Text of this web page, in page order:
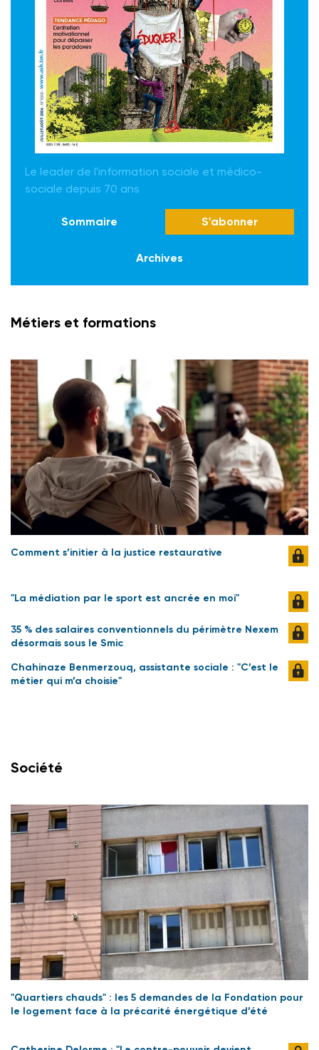
Le leader de l'information sociale et médico-
sociale depuis 70 ans
Sommaire S'abonner
Archives
Métiers et formations
Comment s’initier à la justice restaurative
"La médiation par le sport est ancrée en moi"
35 % des salaires conventionnels du périmètre Nexem
désormais sous le Smic
Chahinaze Benmerzouq, assistante sociale : "C’est le
métier qui m’a choisie"
Société
"Quartiers chauds" : les 5 demandes de la Fondation pour
le logement face à la précarité énergétique d’été